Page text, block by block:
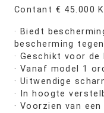
Contant € 45.000
· Biedt
bescherming
· Geschikt voor
· Vanaf model 1
· Uitwendige
· In hoogte
· Voorzien van